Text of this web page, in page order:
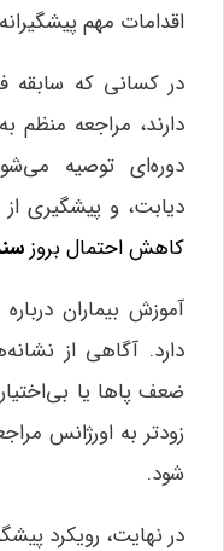
اقدامات مهم
در کسانی که سابقه
دارند، مراجعه منظم
دوره‌ای توصیه
دیابت، و پیشگیری
کاهش احتمال بروز
آموزش بیماران
دارد. آگاهی از
ضعف پاها یا
زودتر به اورژانس
شود.
در نهایت، رویکرد